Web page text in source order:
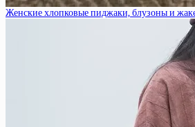
Женские хлопковые пиджаки, блузоны и